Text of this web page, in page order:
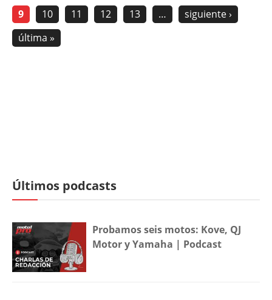
9
10 11 12 13 …
siguiente ›
última »
Últimos podcasts
Probamos seis motos: Kove, QJ
Motor y Yamaha | Podcast